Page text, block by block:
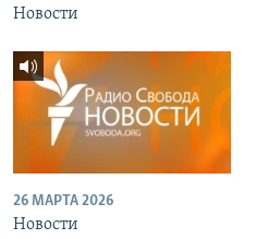
Новости
26 МАРТА 2026
Новости